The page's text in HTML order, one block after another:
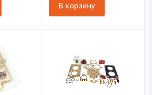
В корзину